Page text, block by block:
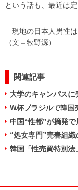
という話も、最近は
現地の日本人男性
（文＝牧野源）
関連記事
大学のキャンパスに
W杯ブラジルで韓
中国“性都”が摘発で
“処女専門”売春組織
韓国「性売買特別法